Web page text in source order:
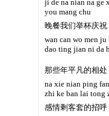
ji de na nian na ge
you mang chu
晚餐我们举杯庆
wan can wo men
dao ting jian ni da
那些年平凡的相
na xie nian ping
zhi ke ban lai tong
感情剩客套的招